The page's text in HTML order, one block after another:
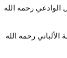
الوادعي رحمه الله
الألباني رحمه الله